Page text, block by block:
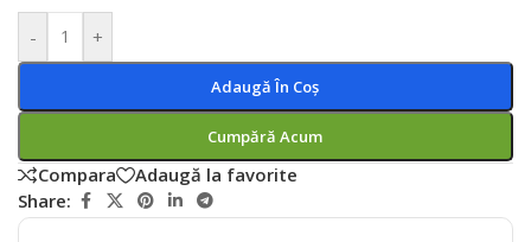
- +
Adaugă În Coș
Cumpără Acum
Compara
Adaugă la favorite
Share: